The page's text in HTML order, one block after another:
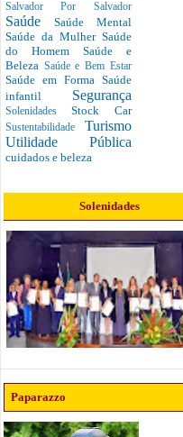
Salvador Por Salvador
Saúde Saúde Mental
Saúde da Mulher Saúde
do Homem Saúde e
Beleza Saúde e Bem Estar
Saúde em Forma Saúde
infantil Segurança
SolenidadesStock Car
Sustentabilidade Turismo
Utilidade Pública
cuidados e beleza
Solenidades
Paparazzo